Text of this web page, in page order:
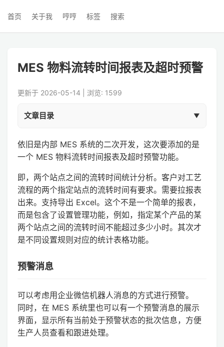
首页 关于我 哼哼 标签 搜索
MES 物料流转时间报表及超时预警
更新于 2026-05-14 | 浏览: 1599
文章目录
依旧是内部 MES 系统的二次开发，这次要添加的是
一个 MES 物料流转时间报表及超时预警功能。
即，两个站点之间的流转时间统计分析。客户对工艺
流程的两个指定站点的流转时间有要求。需要拉报表
出来。支持导出 Excel。这个不是一个简单的报表，
而是包含了设置管理功能，例如，指定某个产品的某
两个站点之间的流转时间不能超过多少小时。其次才
是不同设置规则对应的统计表格功能。
预警消息
可以考虑用企业微信机器人消息的方式进行预警。
同时，在 MES 系统里也可以有一个预警消息的展示
界面，显示所有当前处于预警状态的批次信息，方便
生产人员查看和跟进处理。